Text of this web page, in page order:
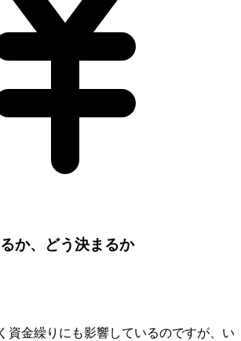
か、どう決まるか
資金繰りにも影響しているのですが、い